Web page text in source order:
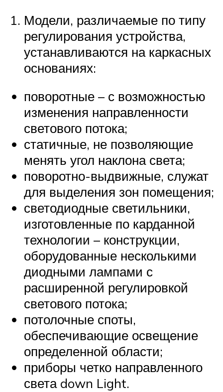
Модели, различаемые по типу
регулирования устройства,
устанавливаются на каркасных
основаниях:
поворотные – с возможностью
изменения направленности
светового потока;
статичные, не позволяющие
менять угол наклона света;
поворотно-выдвижные, служат
для выделения зон помещения;
светодиодные светильники,
изготовленные по карданной
технологии – конструкции,
оборудованные несколькими
диодными лампами с
расширенной регулировкой
светового потока;
потолочные споты,
обеспечивающие освещение
определенной области;
приборы четко направленного
света down Light.